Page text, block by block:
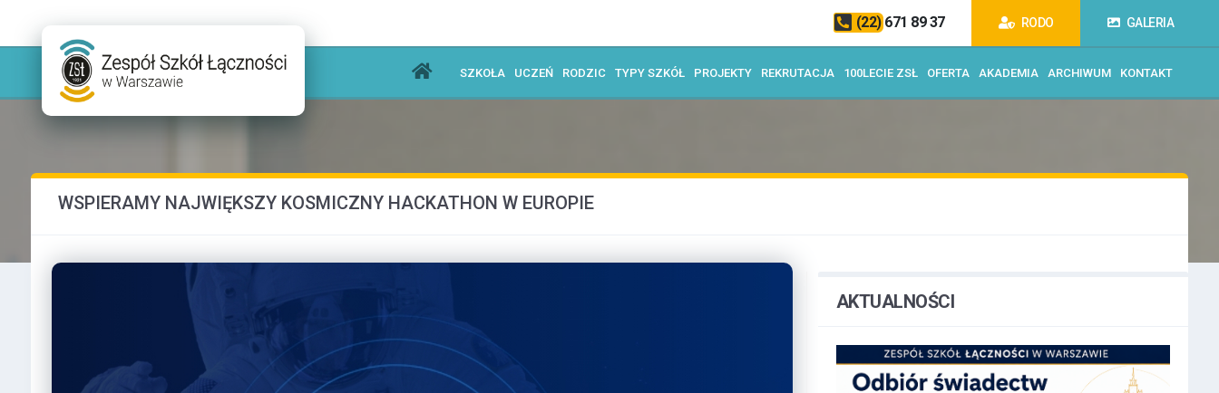
(22) 671 89 37 RODO GALERIA
SZKOŁA UCZEŃ RODZIC TYPY SZKÓŁ PROJEKTY REKRUTACJA 100LECIE ZSŁ OFERTA AKADEMIA ARCHIWUM KONTAKT
WSPIERAMY NAJWIĘKSZY KOSMICZNY HACKATHON W EUROPIE
AKTUALNOŚCI